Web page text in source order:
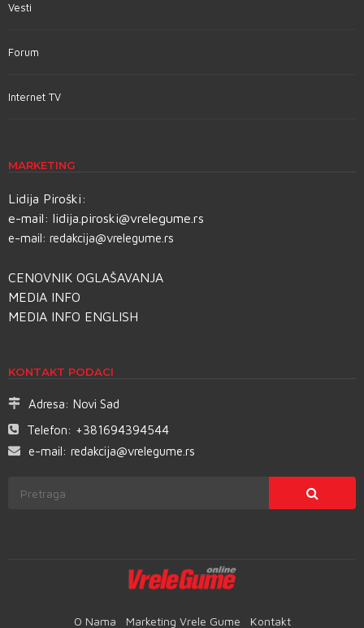
Vesti
Forum
Internet TV
MARKETING
Lidija Piroški:
e-mail: lidija.piroski@vrelegume.rs
e-mail: redakcija@vrelegume.rs
CENOVNIK OGLAŠAVANJA
MEDIA INFO
MEDIA INFO ENGLISH
KONTAKT PODACI
Adresa: Novi Sad
Telefon: +381694394544
e-mail: redakcija@vrelegume.rs
O Nama Marketing Vrele Gume Kontakt